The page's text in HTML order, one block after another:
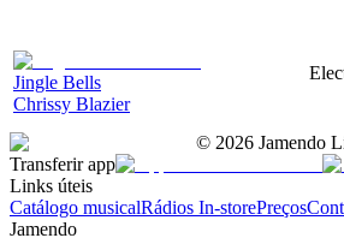
Jingle Bells
Chrissy Blazier
© 2026 Jamendo
Transferir app
Links úteis
Catálogo musicalRádios In-storePreços
Jamendo